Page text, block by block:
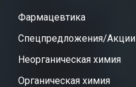
Фармацевтика
Спецпредложения/Акции
Неорганическая химия
Органическая химия